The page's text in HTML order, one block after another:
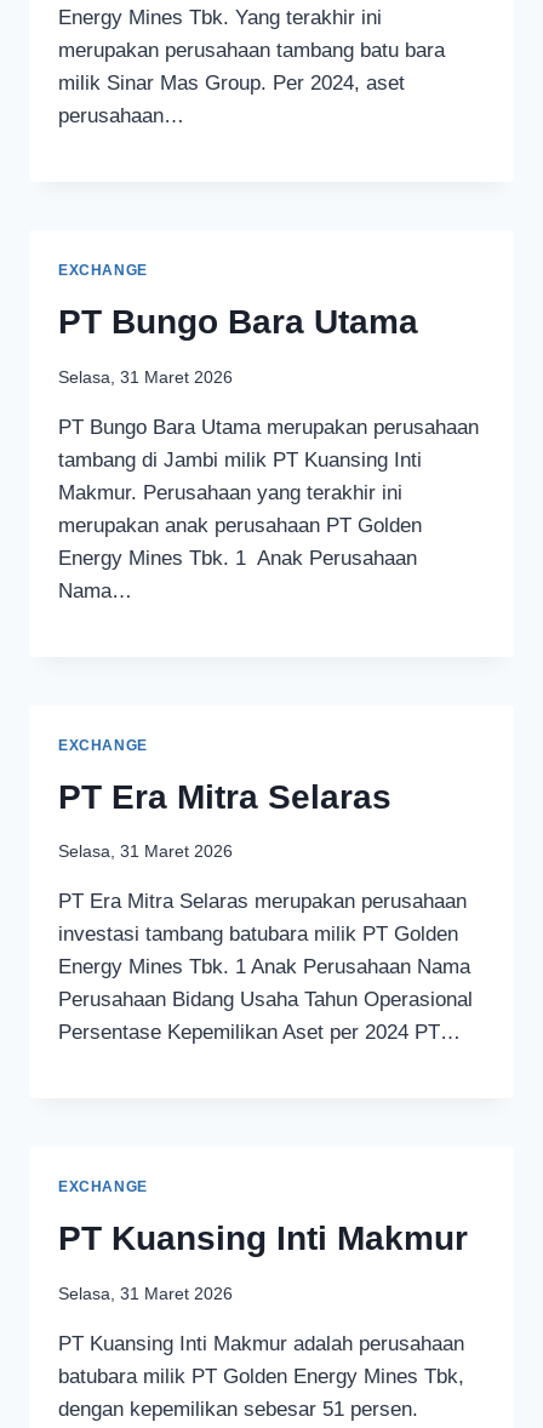
Energy Mines Tbk. Yang terakhir ini
merupakan perusahaan tambang batu bara
milik Sinar Mas Group. Per 2024, aset
perusahaan…
EXCHANGE
PT Bungo Bara Utama
Selasa, 31 Maret 2026
PT Bungo Bara Utama merupakan perusahaan
tambang di Jambi milik PT Kuansing Inti
Makmur. Perusahaan yang terakhir ini
merupakan anak perusahaan PT Golden
Energy Mines Tbk. 1 Anak Perusahaan
Nama…
EXCHANGE
PT Era Mitra Selaras
Selasa, 31 Maret 2026
PT Era Mitra Selaras merupakan perusahaan
investasi tambang batubara milik PT Golden
Energy Mines Tbk. 1 Anak Perusahaan Nama
Perusahaan Bidang Usaha Tahun Operasional
Persentase Kepemilikan Aset per 2024 PT…
EXCHANGE
PT Kuansing Inti Makmur
Selasa, 31 Maret 2026
PT Kuansing Inti Makmur adalah perusahaan
batubara milik PT Golden Energy Mines Tbk,
dengan kepemilikan sebesar 51 persen.